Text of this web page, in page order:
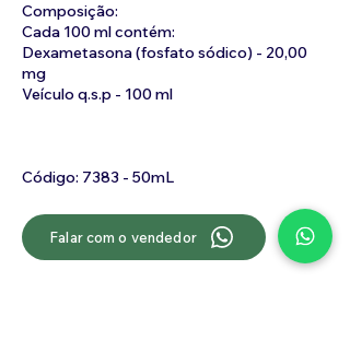
Composição:
Cada 100 ml contém:
Dexametasona (fosfato sódico) - 20,00
mg
Veículo q.s.p - 100 ml
Código: 7383 - 50mL
Falar com o vendedor